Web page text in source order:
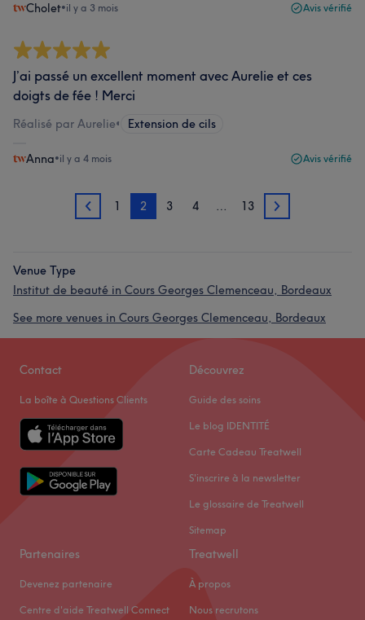
Cholet•il y a 3 mois Avis vérifié
J’ai passé un excellent moment avec Aurelie et ces
doigts de fée ! Merci
Réalisé par Aurelie• Extension de cils
Anna•il y a 4 mois Avis vérifié
1 1 2 3 4 … 13 3
Venue Type
Institut de beauté in Cours Georges Clemenceau, Bordeaux
See more venues in Cours Georges Clemenceau, Bordeaux
Contact
La boîte à Questions Clients
Découvrez
Guide des soins
Le blog IDENTITÉ
Carte Cadeau Treatwell
S'inscrire à la newsletter
Le glossaire de Treatwell
Sitemap
Partenaires
Devenez partenaire
Centre d'aide Treatwell Connect
Treatwell
À propos
Nous recrutons